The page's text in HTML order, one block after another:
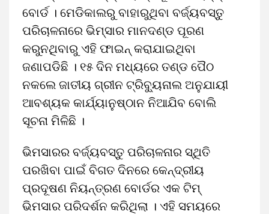
ବୋର୍ଡ । ମେଡିକାଲରୁ ବାହାରୁଥିବା ବର୍ଜ୍ୟବସ୍ତୁ
ପରିଚାଳନାରେ ଭିମ୍‌ସାର ମାନଦଣ୍ଡ ପୂରଣ
କରୁନଥିବାରୁ ଏହି ଫାଇନ୍‌ କରାଯାଇଥିବା
ଜଣାପଡିଛି । ୧୫ ଦିନ ମଧ୍ୟରେ ତଣ୍ଡ ପୈଠ
ନକଲେ ଜାତୀୟ ଗ୍ରୀନ ଟ୍ରିବ୍ୟୁନାଲ ଅନୁଯାୟୀ
ଆବଶ୍ୟକ କାର୍ଯ୍ୟାନୁଷ୍ଠାନ ନିଆଯିବ ବୋଲି
ସୂଚନା ମିଳିଛି ।
ଭିମସାରର ବର୍ଜ୍ୟବସ୍ତୁ ପରିଚାଳନାର ସ୍ଥିତି
ପରଖିବା ପାଇଁ ବିଗତ ଦିନରେ କେନ୍ଦ୍ରୀୟ
ପ୍ରଦୂଷଣ ନିୟନ୍ତ୍ରଣ ବୋର୍ଡର ଏକ ଟିମ୍
ଭିମସାର ପରିଦର୍ଶନ କରିଥିଲା । ଏହି ସମୟରେ